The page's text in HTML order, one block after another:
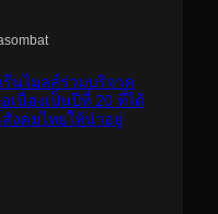
นไมลส์ร่วมบริจาค
นื่องเป็นปีที่ 20 ที่ได้
งคมไทยให้น่าอยู่